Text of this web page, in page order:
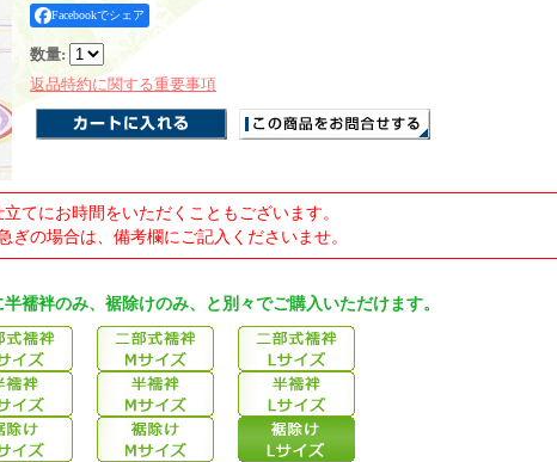
Facebookでシェア
数量:
返品特約に関する重要事項
立てにお時間をいただくこともございます。
ぎの場合は、備考欄にご記入くださいませ。
襦袢のみ、裾除けのみ、と別々でご購入いただけます。